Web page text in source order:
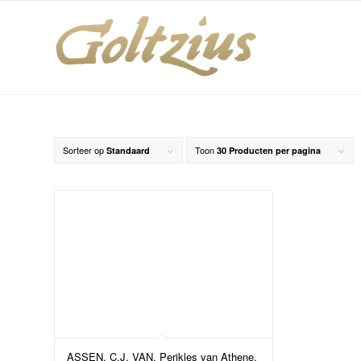
Sorteer op Standaard Toon 30 Producten per pagina
ASSEN, C.J. VAN, Perikles van Athene.